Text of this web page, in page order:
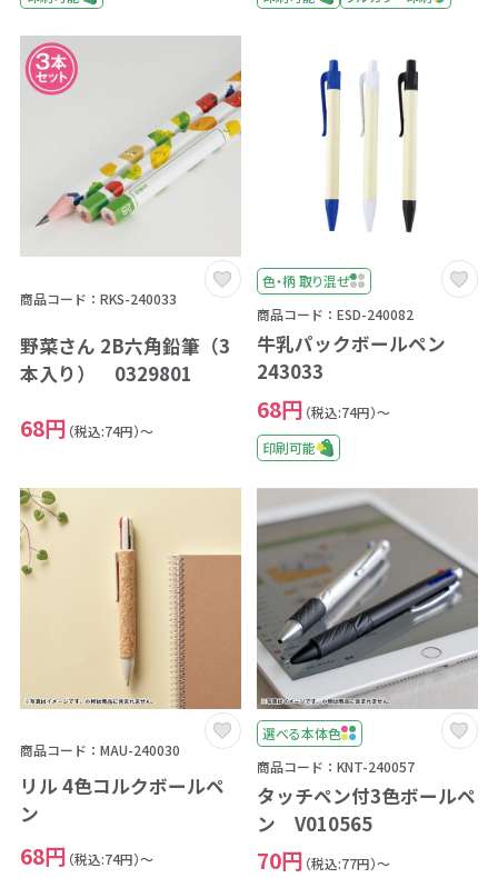
商品コード：RKS-240033
野菜さん 2B六角鉛筆（3
本入り） 0329801
68円 （税込:74円）～
色・柄 取り混ぜ
商品コード：ESD-240082
牛乳パックボールペン
243033
68円 （税込:74円）～
印刷可能
商品コード：MAU-240030
リル 4色コルクボールペ
ン
68円 （税込:74円）～
選べる本体色
商品コード：KNT-240057
タッチペン付3色ボールペ
ン V010565
70円 （税込:77円）～